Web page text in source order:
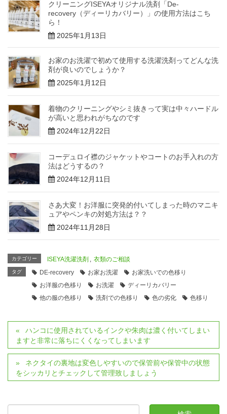
クリーニングISEYAオリジナル洗剤「De-
recovery（ディーリカバリー）」の使用方法はこち
ら！
2025年1月13日
お家のお洗濯で初めて使用する洗濯洗剤ってどんな洗
剤が良いのでしょうか？
2025年1月12日
着物のクリーニングやシミ抜きって実は中々ハードル
が高いと思われがちなのです
2024年12月22日
コーデュロイ襟のジャケットやコートのお手入れの方
法はどうするの？
2024年12月11日
さあ大変！お洋服に突発的付いてしまった時のマニキ
ュアやペンキの対処方法は？？
2024年11月28日
カテゴリー ISEYA洗濯洗剤 , 衣類のご相談
タグ DE‐recovery お家お洗濯
お家洗いでの色移り
お洋服の色移り
お洗濯
ディーリカバリー
他の服の色移り
洗剤での色移り 色の劣化 色移り
ハンコに使用されているインクや朱肉は濃く付いてしまい
ますと非常に落ちにくくなってしまいます
ネクタイの裏地は変色しやすいので保管前や保管中の状態
をシッカリとチェックして管理致しましょう